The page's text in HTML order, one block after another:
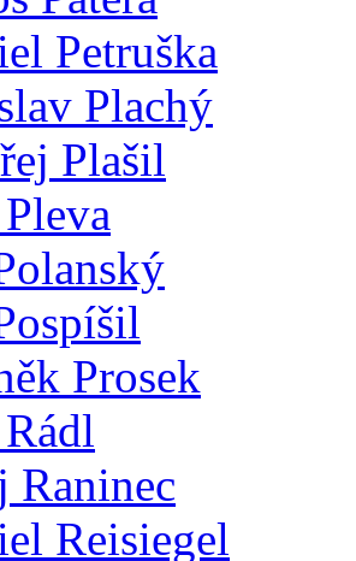
Petruška
Plachý
Plašil
Prosek
Raninec
Reisiegel